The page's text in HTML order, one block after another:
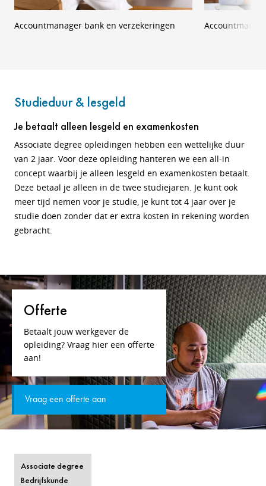
Accountmanager bank en verzekeringen
Studieduur & lesgeld
Je betaalt alleen lesgeld en examenkosten
Associate degree opleidingen hebben een wettelijke duur
van 2 jaar. Voor deze opleiding hanteren we een all-in
concept waarbij je alleen lesgeld en examenkosten betaalt.
Deze betaal je alleen in de twee studiejaren. Je kunt ook
meer tijd nemen voor je studie, je kunt tot 4 jaar over je
studie doen zonder dat er extra kosten in rekening worden
gebracht.
Offerte
Betaalt jouw werkgever de
opleiding? Vraag hier een offerte
aan!
Vraag een offerte aan
Associate degree
Bedrijfskunde